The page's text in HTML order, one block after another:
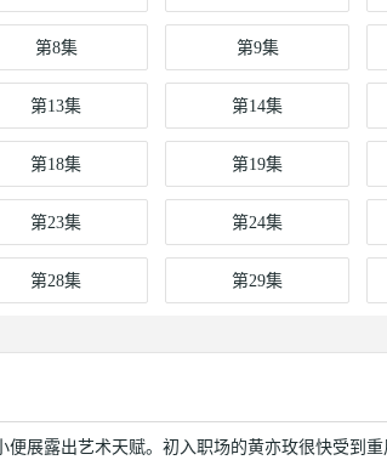
第8集 第9集
第13集 第14集
第18集 第19集
第23集 第24集
第28集 第29集
展露出艺术天赋。初入职场的黄亦玫很快受到